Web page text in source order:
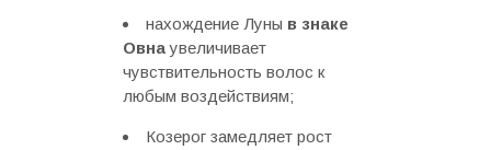
нахождение Луны в знаке
Овнаувеличивает
чувствительность волос к
любым воздействиям;
Козерог замедляет рост